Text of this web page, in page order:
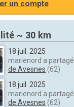
un compte
~ 30 km
18 juil. 2025
marienord a partagé
de Avesnes (62)
18 juil. 2025
marienord a partagé
de Avesnes (62)